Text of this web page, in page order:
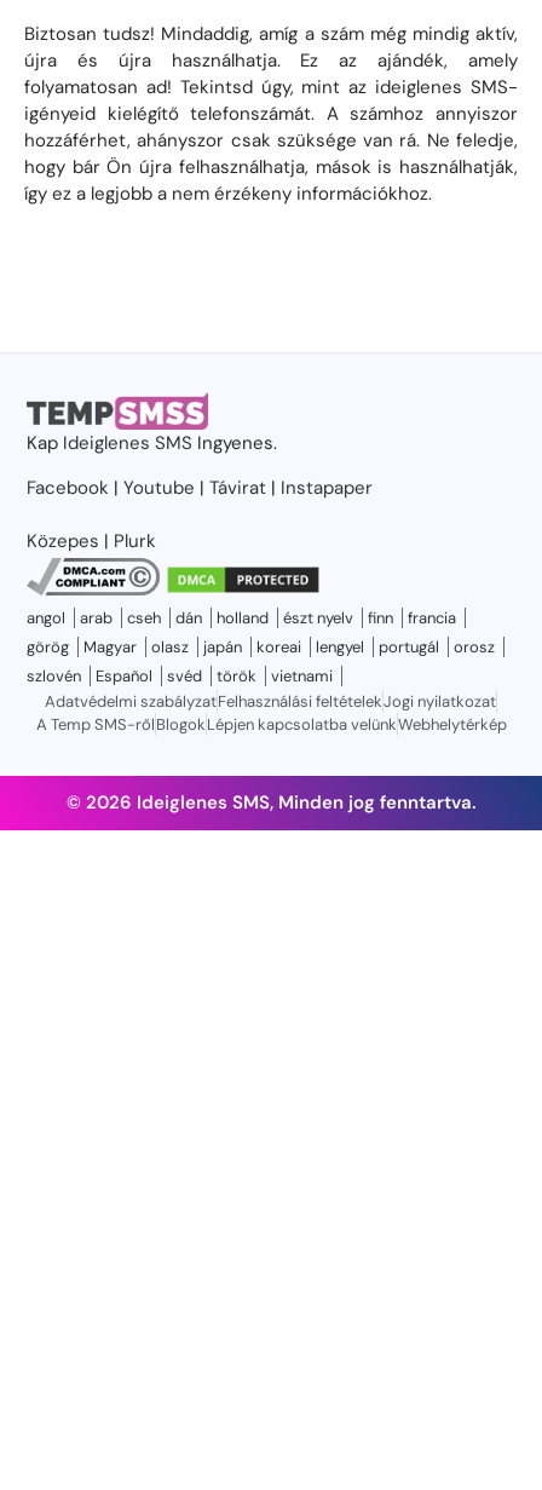
Biztosan tudsz! Mindaddig, amíg a szám még mindig aktív,
újra és újra használhatja. Ez az ajándék, amely
folyamatosan ad! Tekintsd úgy, mint az ideiglenes SMS-
igényeid kielégítő telefonszámát. A számhoz annyiszor
hozzáférhet, ahányszor csak szüksége van rá. Ne feledje,
hogy bár Ön újra felhasználhatja, mások is használhatják,
így ez a legjobb a nem érzékeny információkhoz.
Kap Ideiglenes SMS Ingyenes.
Facebook |Youtube |Távirat | Instapaper
Közepes | Plurk
angol arab cseh dán holland észt nyelv finn
francia
görög
Magyar olasz japán koreai lengyel portugál
orosz
szlovén
Español svéd török
vietnami
Adatvédelmi szabályzatFelhasználási feltételekJogi nyilatkozat
A Temp SMS-rőlBlogokLépjen kapcsolatba velünkWebhelytérkép
© 2026 Ideiglenes SMS, Minden jog fenntartva.